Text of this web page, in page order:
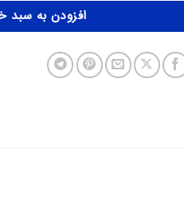
افزودن به سبد